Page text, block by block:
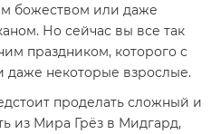
божеством или даже
Но сейчас вы все так
праздником, которого с
даже некоторые взрослые.
проделать сложный и
из Мира Грёз в Мидгард,